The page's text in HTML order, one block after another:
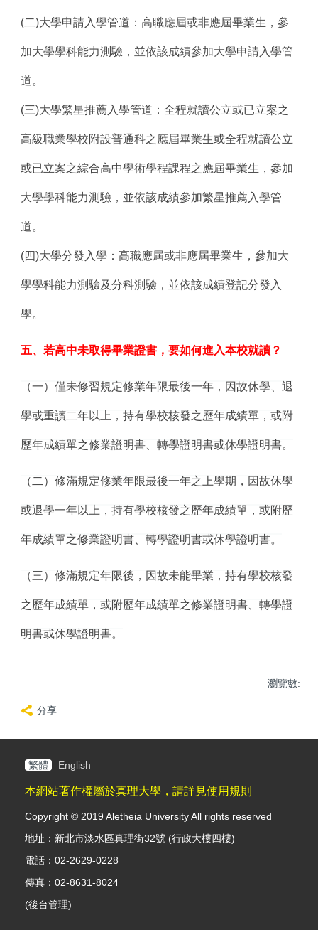
(二)大學申請入學管道：高職應屆或非應屆畢業生，參
加大學學科能力測驗，並依該成績參加大學申請入學管
道。
(三)大學繁星推薦入學管道：全程就讀公立或已立案之
高級職業學校附設普通科之應屆畢業生或全程就讀公立
或已立案之綜合高中學術學程課程之應屆畢業生，參加
大學學科能力測驗，並依該成績參加繁星推薦入學管
道。
(四)大學分發入學：高職應屆或非應屆畢業生，參加大
學學科能力測驗及分科測驗，並依該成績登記分發入
學。
五、若高中未取得畢業證書，要如何進入本校就讀？
（一）僅未修習規定修業年限最後一年，因故休學、退
學或重讀二年以上，持有學校核發之歷年成績單，或附
歷年成績單之修業證明書、轉學證明書或休學證明書。
（二）修滿規定修業年限最後一年之上學期，因故休學
或退學一年以上，持有學校核發之歷年成績單，或附歷
年成績單之修業證明書、轉學證明書或休學證明書。
（三）修滿規定年限後，因故未能畢業，持有學校核發
之歷年成績單，或附歷年成績單之修業證明書、轉學證
明書或休學證明書。
瀏覽數:
分享
繁體 English
本網站著作權屬於真理大學，請詳見使用規則
Copyright © 2019 Aletheia University All rights reserved
地址：新北市淡水區真理街32號 (行政大樓四樓)
電話：02-2629-0228
傳真：02-8631-8024
(後台管理)